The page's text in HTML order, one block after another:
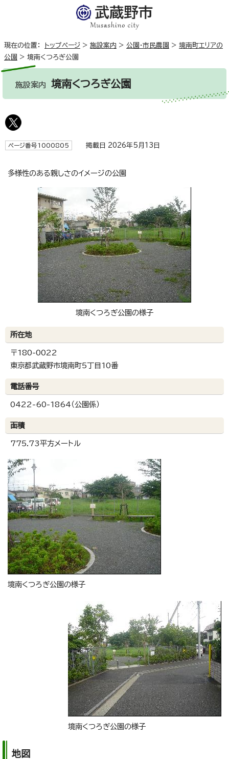
現在の位置： トップページ > 施設案内 > 公園・市民農園 > 境南町エリアの
公園 > 境南くつろぎ公園
施設案内 境南くつろぎ公園
ページ番号1000805 掲載日 2026年5月13日
多様性のある親しさのイメージの公園
境南くつろぎ公園の様子
所在地
〒180-0022
東京都武蔵野市境南町5丁目10番
電話番号
0422-60-1864（公園係）
面積
775.73平方メートル
境南くつろぎ公園の様子
境南くつろぎ公園の様子
地図